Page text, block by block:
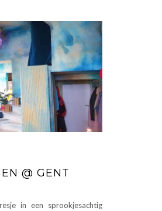
@ GENT
in een sprookjesachtig